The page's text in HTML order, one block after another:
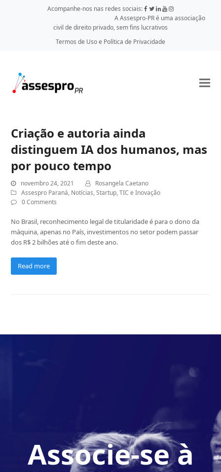
Acompanhe-nos nas redes sociais:
A Assespro-PR é uma associação
civil de direito privado, sem fins lucrativos
Termos de Uso e Política de Privacidade
Criação e autoria ainda
distinguem IA dos humanos, mas
por pouco tempo
novembro 24, 2021
Rosangela Caetano
Assespro Paraná, Notícias,Startup,TIC e Inovação
0 Comments
No Brasil, reconhecimento legal de titularidade é para o dono da
máquina, apenas no País, investimentos no setor podem passar
dos R$ 2 bilhões até o fim deste ano.
Read more
Associe-se à